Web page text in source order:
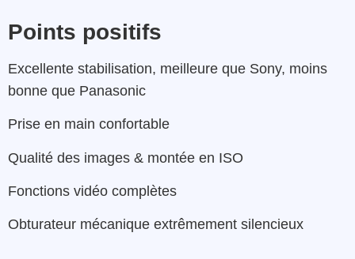
Points positifs
Excellente stabilisation, meilleure que Sony, moins
bonne que Panasonic
Prise en main confortable
Qualité des images & montée en ISO
Fonctions vidéo complètes
Obturateur mécanique extrêmement silencieux